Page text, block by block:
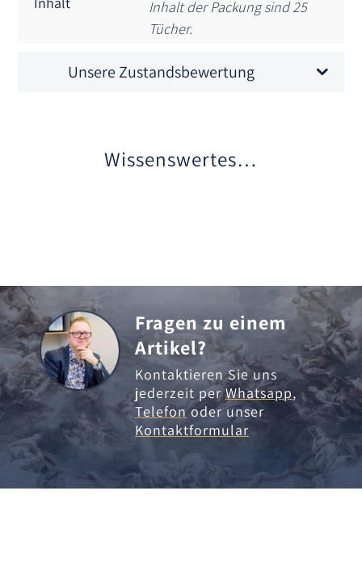
Inhalt der Packung sind 25
Tücher.
Unsere Zustandsbewertung
Wissenswertes…
Fragen zu einem
Artikel?
Kontaktieren Sie uns
jederzeit perWhatsapp,
Telefonoder unser
Kontaktformular